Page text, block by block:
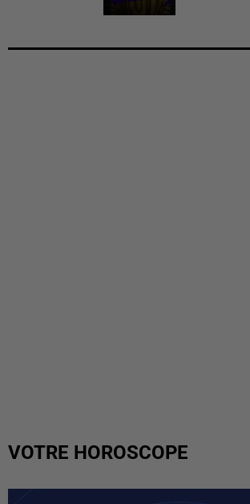
VOTRE HOROSCOPE